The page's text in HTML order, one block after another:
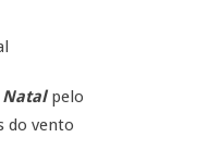
Natalpelo
do vento